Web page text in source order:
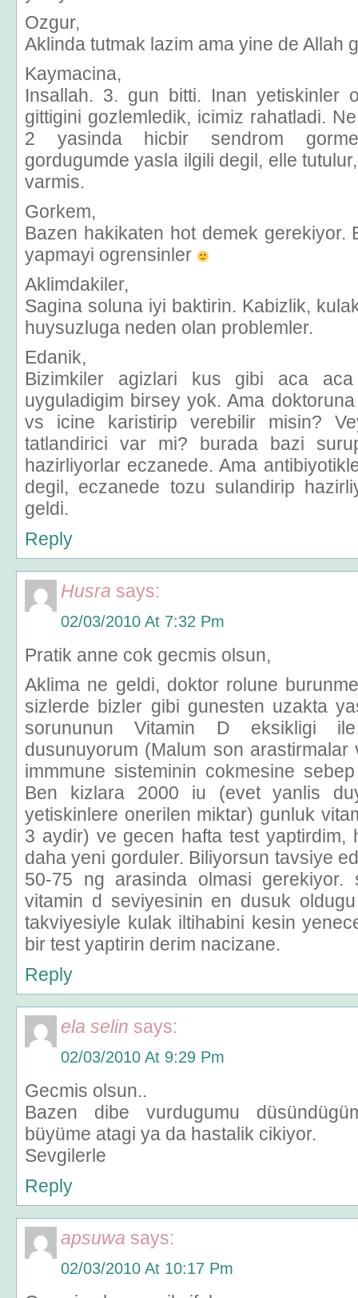
Ozgur,
Aklinda tutmak lazim ama yine de Allah
Kaymacina,
Insallah. 3. gun bitti. Inan yetiskinler
gittigini gozlemledik, icimiz rahatladi.
2 yasinda hicbir sendrom
gordugumde yasla ilgili degil, elle
varmis.
Gorkem,
Bazen hakikaten hot demek gerekiyor.
yapmayi ogrensinler
Aklimdakiler,
Sagina soluna iyi baktirin. Kabizlik,
huysuzluga neden olan problemler.
Edanik,
Bizimkiler agizlari kus gibi aca
uyguladigim birsey yok. Ama
vs icine karistirip verebilir misin?
tatlandirici var mi? burada bazi
hazirliyorlar eczanede. Ama
degil, eczanede tozu sulandirip
geldi.
Reply
Husra says:
02/03/2010 At 7:32 Pm
Pratik anne cok gecmis olsun,
Aklima ne geldi, doktor rolune
sizlerde bizler gibi gunesten uzakta
sorununun Vitamin D eksikligi
dusunuyorum (Malum son arastirmalar
immmune sisteminin cokmesine
Ben kizlara 2000 iu (evet yanlis
yetiskinlere onerilen miktar) gunluk
3 aydir) ve gecen hafta test yaptirdim,
daha yeni gorduler. Biliyorsun tavsiye
50-75 ng arasinda olmasi gerekiyor.
vitamin d seviyesinin en dusuk
takviyesiyle kulak iltihabini kesin
bir test yaptirin derim nacizane.
Reply
ela selin says:
02/03/2010 At 9:29 Pm
Gecmis olsun..
Bazen dibe vurdugumu
büyüme atagi ya da hastalik cikiyor.
Sevgilerle
Reply
apsuwa says:
02/03/2010 At 10:17 Pm